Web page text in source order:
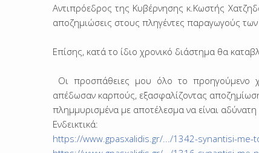
Αντιπρόεδρος της Κυβέρνησης κ.Κωστής
αποζημιώσεις στους πληγέντες παραγωγούς
Επίσης, κατά το ίδιο χρονικό διάστημα θα
Οι προσπάθειες μου όλο το προηγούμενο
απέδωσαν καρπούς, εξασφαλίζοντας
πλημμυρισμένα με αποτέλεσμα να είναι αδύνατη
Ενδεικτικά:
https://www.gpasxalidis.gr/.../1342-synantisi-me-